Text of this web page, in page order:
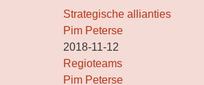
gecontroleerd)
Strategische allianties
Pim Peterse
2018-11-12
Regioteams
Pim Peterse